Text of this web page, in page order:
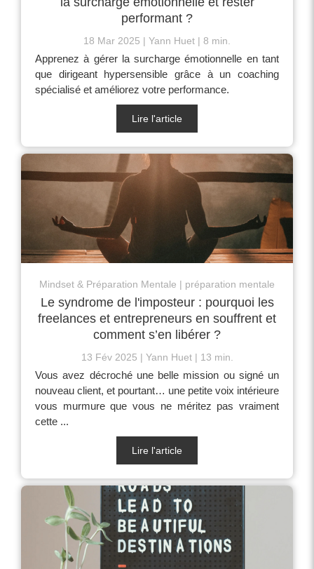
performant ?
18 Mar 2025 Yann Huet 8 min.
Apprenez à gérer la surcharge émotionnelle en tant
que dirigeant hypersensible grâce à un coaching
spécialisé et améliorez votre performance.
Lire l'article
Mindset & Préparation Mentale préparation mentale
Le syndrome de l'imposteur : pourquoi les
freelances et entrepreneurs en souffrent et
comment s’en libérer ?
13 Fév 2025 Yann Huet 13 min.
Vous avez décroché une belle mission ou signé un
nouveau client, et pourtant… une petite voix intérieure
vous murmure que vous ne méritez pas vraiment
cette ...
Lire l'article